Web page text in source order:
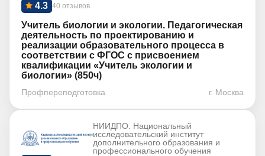
40 отзывов
4.3
Учитель биологии и экологии. Педагогическая
деятельность по проектированию и
реализации образовательного процесса в
соответствии с ФГОС с присвоением
квалификации «Учитель экологии и
биологии» (850ч)
Профпереподготовка г. Москва
НИИДПО. Национальный
исследовательский институт
дополнительного образования и
профессионального обучения